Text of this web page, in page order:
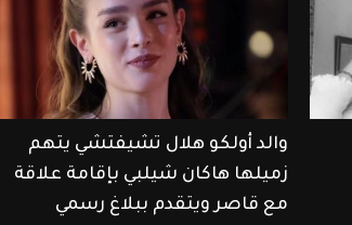
والد أولكو هلال تشيفتشي يتهم
زميلها هاكان شيلبي بإقامة علاقة
مع قاصر ويتقدم ببلاغ رسمي